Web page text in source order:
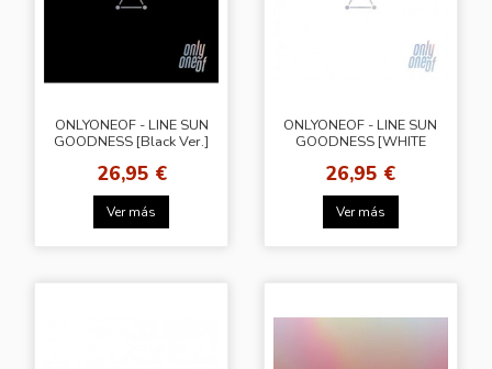
ONLYONEOF - LINE SUN
GOODNESS [Black Ver.]
26,95 €
Ver más
ONLYONEOF - LINE SUN
GOODNESS [WHITE
26,95 €
Ver más